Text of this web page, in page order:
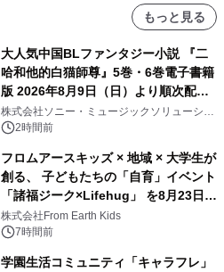
もっと見る
大人気中国BLファンタジー小説 『二
哈和他的白猫師尊』5巻・6巻電子書籍
版 2026年8月9日（日）より順次配信
開始
株式会社ソニー・ミュージックソリューショ
ンズ2時間前
フロムアースキッズ × 地域 × 大学生が
創る、 子どもたちの「自育」イベント
「諸福ジーク×Lifehug」 を8月23日
(日)開催
株式会社From Earth Kids
7時間前
学園生活コミュニティ「キャラフレ」